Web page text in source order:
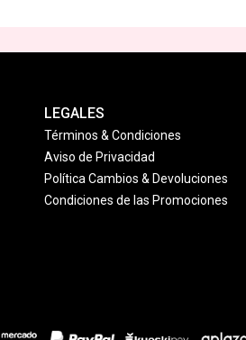
LEGALES
Términos & Condiciones
Aviso de Privacidad
Política Cambios & Devoluciones
Condiciones de las Promociones